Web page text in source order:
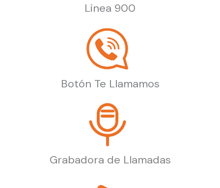
Linea 900
Botón Te Llamamos
Grabadora de Llamadas